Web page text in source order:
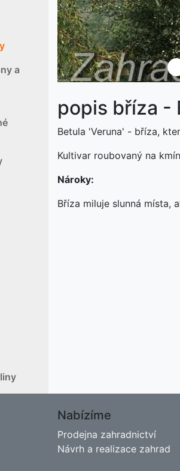
a
popis bříza -
Betula 'Veruna' - bříza,
Kultivar roubovaný na
Nároky:
Bříza miluje slunná místa,
Nabízíme
Prodejna zahradnictví
Návrh a realizace zahrad